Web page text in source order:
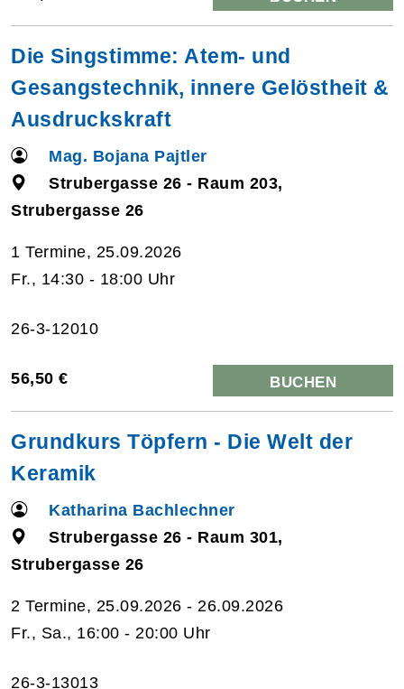
Die Singstimme: Atem- und
Gesangstechnik, innere Gelöstheit &
Ausdruckskraft
Mag. Bojana Pajtler
Strubergasse 26 - Raum 203,
Strubergasse 26
1 Termine, 25.09.2026
Fr., 14:30 - 18:00 Uhr
26-3-12010
56,50 € BUCHEN
Grundkurs Töpfern - Die Welt der
Keramik
Katharina Bachlechner
Strubergasse 26 - Raum 301,
Strubergasse 26
2 Termine, 25.09.2026 - 26.09.2026
Fr., Sa., 16:00 - 20:00 Uhr
26-3-13013